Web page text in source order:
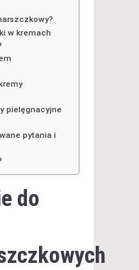
w kremach
pielęgnacyjne
pytania i
do